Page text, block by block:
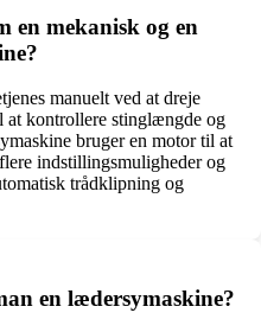
en mekanisk og en
manuelt ved at dreje
at kontrollere stinglængde og
bruger en motor til at
indstillingsmuligheder og
trådklipning og
en lædersymaskine?